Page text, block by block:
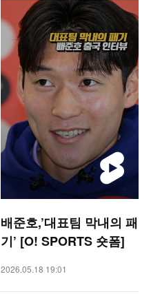
배준호,’대표팀 막내의 패
기’ [O! SPORTS 숏폼]
2026.05.18 19:01